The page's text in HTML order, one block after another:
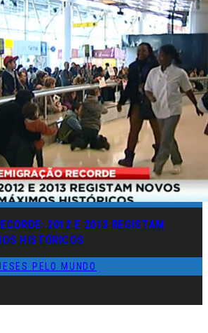
2012 E 2013 REGISTAM
HISTÓRICOS
PELO MUNDO